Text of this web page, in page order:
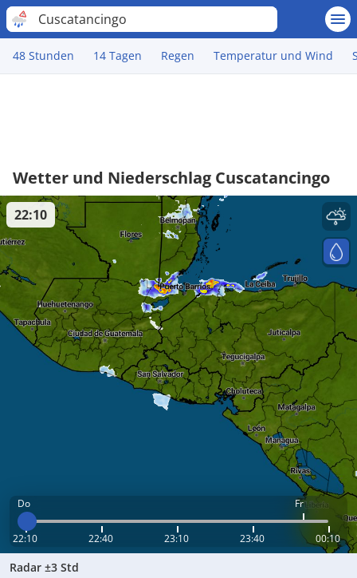
Cuscatancingo
48 Stunden 14 Tagen Regen Temperatur und Wind
Wetter und Niederschlag Cuscatancingo
Do Fr
22:10 22:40 23:10 23:40 00:10
22:10
Radar ±3 Std